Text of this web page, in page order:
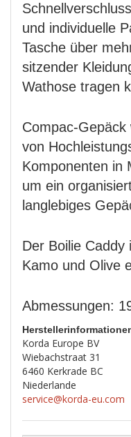
und individuelle
Tasche über
sitzender
Wathose tragen
Compac-Gepäck
von
Komponenten in
um ein
langlebiges
Der Boilie
Kamo und Olive
Abmessungen:
Korda Europe BV
Wiebachstraat 31
6460 Kerkrade BC
Niederlande
service@korda-eu.com